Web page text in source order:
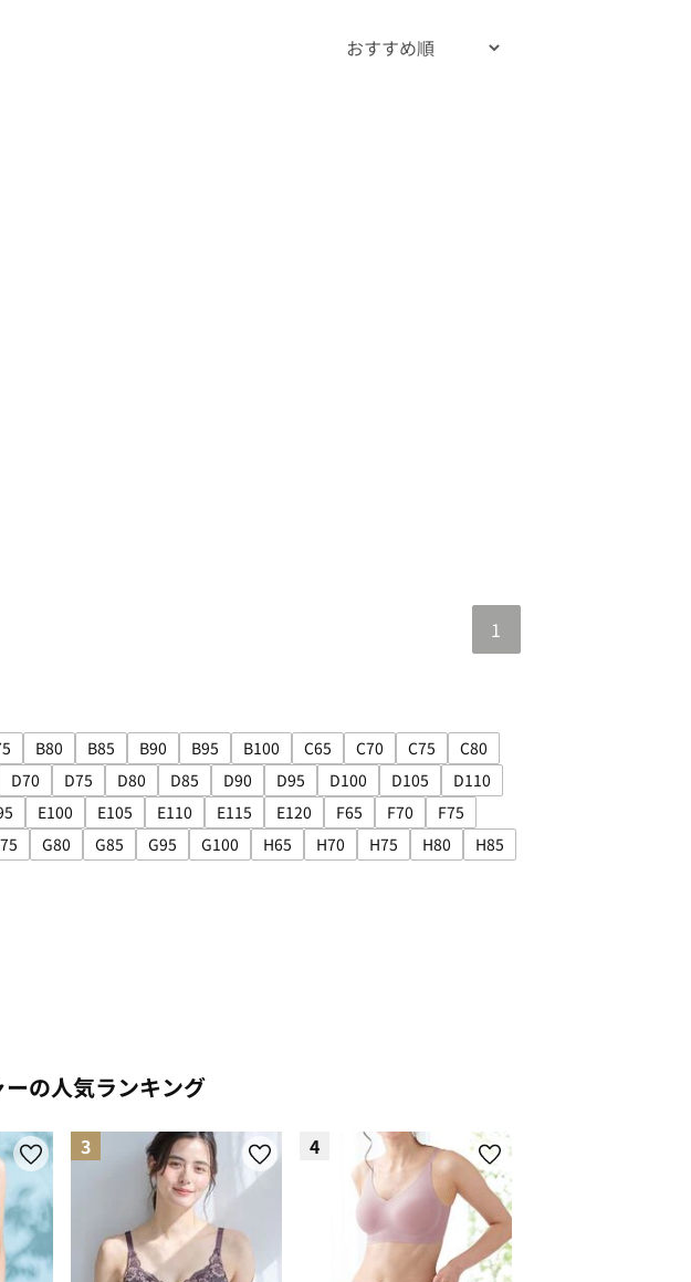
1
: B65
絞り込み: B70
イズで絞り込み: B75
B80
サイズで絞り込み: B80
B85
サイズで絞り込み: B85
B90
サイズで絞り込み: B90
B95
サイズで絞り込み: B95
B100
サイズで絞り込み: B100
C65
サイズで絞り込み: C65
C70
サイズで絞り込み: C70
C75
サイズで絞り込み: C75
C80
サイズで絞り込み: C80
込み: C110
で絞り込み: D65
D70
サイズで絞り込み: D70
D75
サイズで絞り込み: D75
D80
サイズで絞り込み: D80
D85
サイズで絞り込み: D85
D90
サイズで絞り込み: D90
D95
サイズで絞り込み: D95
D100
サイズで絞り込み: D100
D105
サイズで絞り込み: D105
D110
サイズで絞り込み: D110
: E85
絞り込み: E90
イズで絞り込み: E95
E100
サイズで絞り込み: E100
E105
サイズで絞り込み: E105
E110
サイズで絞り込み: E110
E115
サイズで絞り込み: E115
E120
サイズで絞り込み: E120
F65
サイズで絞り込み: F65
F70
サイズで絞り込み: F70
F75
サイズで絞り込み: F75
: G65
絞り込み: G70
サイズで絞り込み: G75
G80
サイズで絞り込み: G80
G85
サイズで絞り込み: G85
G95
サイズで絞り込み: G95
G100
サイズで絞り込み: G100
H65
サイズで絞り込み: H65
H70
サイズで絞り込み: H70
H75
サイズで絞り込み: H75
H80
サイズで絞り込み: H80
H85
サイズで絞り込み: H85
ーの人気ランキング
3 4